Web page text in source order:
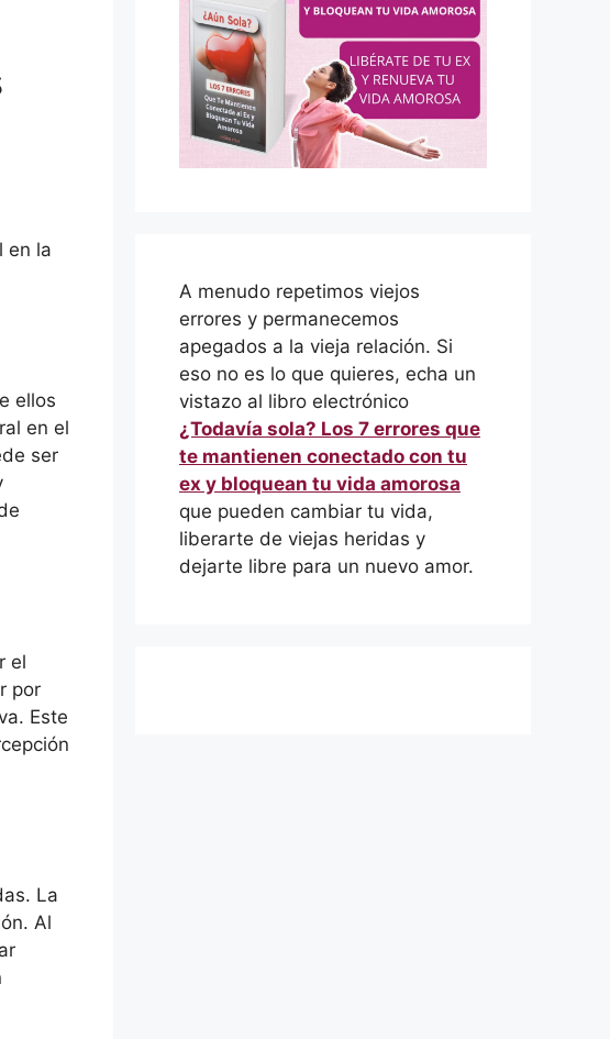
en la
ellos
en el
ser
el
por
Este
La
Al
A menudo repetimos viejos
errores y permanecemos
apegados a la vieja relación. Si
eso no es lo que quieres, echa un
vistazo al libro electrónico
¿Todavía sola? Los 7 errores que
te mantienen conectado con tu
ex y bloquean tu vida amorosa
que pueden cambiar tu vida,
liberarte de viejas heridas y
dejarte libre para un nuevo amor.